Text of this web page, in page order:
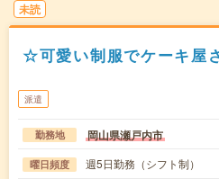
未読
☆可愛い制服でケーキ屋
派遣
勤務地 岡山県瀬戸内市
曜日頻度 週5日勤務（シフト制）